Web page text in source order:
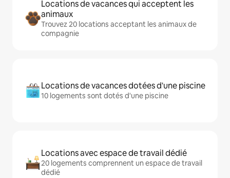
Locations de vacances qui acceptent les
animaux
Trouvez 20 locations acceptant les animaux de
compagnie
Locations de vacances dotées d'une piscine
10 logements sont dotés d'une piscine
Locations avec espace de travail dédié
20 logements comprennent un espace de travail
dédié